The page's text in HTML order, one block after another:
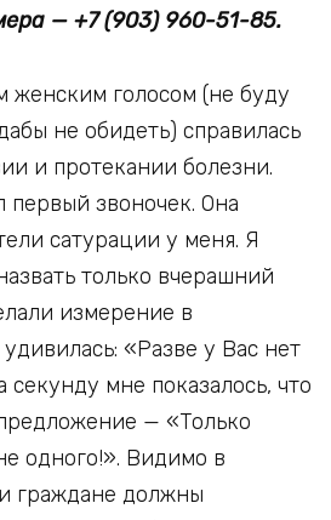
— +7 (903) 960-51-85.
женским голосом (не буду
не обидеть) справилась
и протекании болезни.
первый звоночек. Она
сатурации у меня. Я
только вчерашний
измерение в
«Разве у Вас нет
мне показалось, что
— «Только
одного!». Видимо в
граждане должны